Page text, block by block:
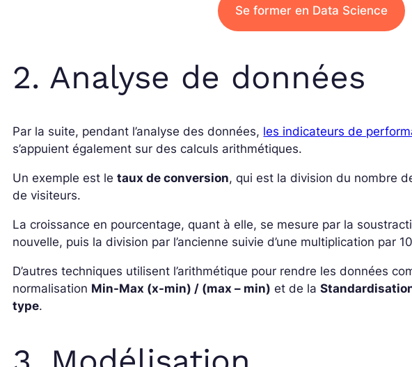
Se former en Data Science
2. Analyse de données
Par la suite, pendant l’analyse des données, les indicateurs de
s’appuient également sur des calculs arithmétiques.
Un exemple est letaux de conversion, qui est la division du nombre
de visiteurs.
La croissance en pourcentage, quant à elle, se mesure par la
nouvelle, puis la division par l’ancienne suivie d’une multiplication par
D’autres techniques utilisent l’arithmétique pour rendre les données
normalisation Min-Max (x-min) / (max – min) et de la
type.